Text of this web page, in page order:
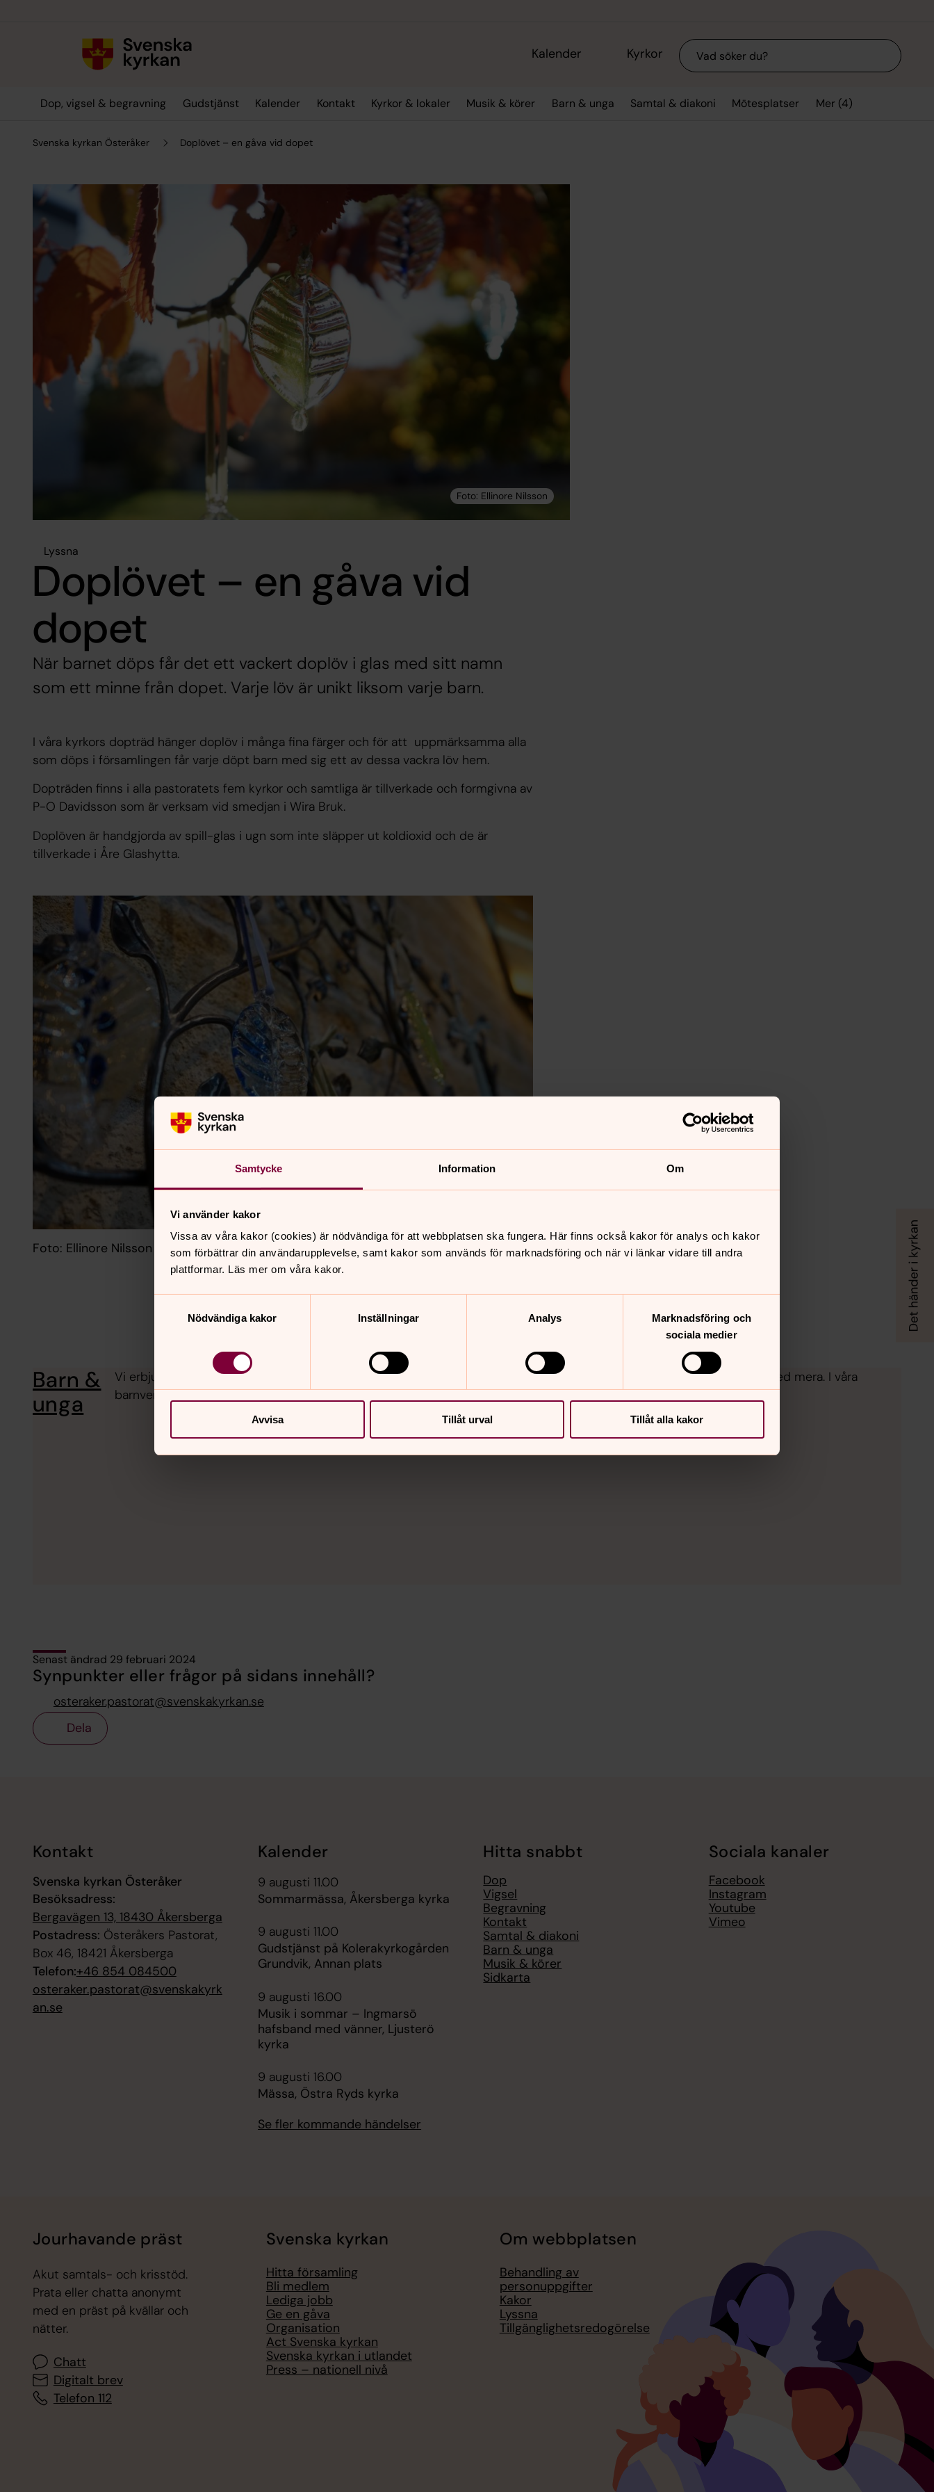
Samtycke Information Om
Vi använder kakor
Vissa av våra kakor (cookies) är nödvändiga för att webbplatsen ska fungera. Här finns också kakor för analys och kakor
som förbättrar din användarupplevelse, samt kakor som används för marknadsföring och när vi länkar vidare till andra
plattformar. Läs mer om våra kakor.
Nödvändiga kakor
Inställningar Analys
Marknadsföring och
sociala medier
Avvisa Tillåt urval Tillåt alla kakor
Kalender Kyrkor Sök
Dop, vigsel & begravning Gudstjänst Kalender Kontakt Kyrkor & lokaler Musik & körer Barn & unga Samtal & diakoni Mötesplatser Mer (4)
Svenska kyrkan Österåker Doplövet – en gåva vid dopet
Lyssna
Doplövet – en gåva vid
dopet
När barnet döps får det ett vackert doplöv i glas med sitt namn
som ett minne från dopet. Varje löv är unikt liksom varje barn.
I våra kyrkors dopträd hänger doplöv i många fina färger och för att uppmärksamma alla
som döps i församlingen får varje döpt barn med sig ett av dessa vackra löv hem.
Dopträden finns i alla pastoratets fem kyrkor och samtliga är tillverkade och formgivna av
P-O Davidsson som är verksam vid smedjan i Wira Bruk.
Doplöven är handgjorda av spill-glas i ugn som inte släpper ut koldioxid och de är
tillverkade i Åre Glashytta.
Foto: Ellinore Nilsson
Barn &
unga
Vi erbjuder en bred barnverksamhet med allt från öppen förskola, babycafé, dramagrupp, fredagmys, lovverksamhet med mera. I våra
barnverksamheter är både medlemmar och den som inte är medlem välkommen.
Senast ändrad 29 februari 2024
Synpunkter eller frågor på sidans innehåll?
osteraker.pastorat@svenskakyrkan.se
Dela
Kontakt
Svenska kyrkan Österåker
Besöksadress:
Bergavägen 13, 18430 Åkersberga
Postadress: Österåkers Pastorat,
Box 46, 18421 Åkersberga
Telefon:+46 854 084500
osteraker.pastorat@svenskakyrk
an.se
Kalender
9 augusti 11.00
Sommarmässa, Åkersberga kyrka
9 augusti 11.00
Gudstjänst på Kolerakyrkogården
Grundvik, Annan plats
9 augusti 16.00
Musik i sommar – Ingmarsö
hafsband med vänner, Ljusterö
kyrka
9 augusti 16.00
Mässa, Östra Ryds kyrka
Se fler kommande händelser
Hitta snabbt
Dop
Vigsel
Begravning
Kontakt
Samtal & diakoni
Barn & unga
Musik & körer
Sidkarta
Sociala kanaler
Facebook
Instagram
Youtube
Vimeo
Jourhavande präst
Akut samtals- och krisstöd.
Prata eller chatta anonymt
med en präst på kvällar och
nätter.
Chatt
Digitalt brev
Telefon 112
Svenska kyrkan
Hitta församling
Bli medlem
Lediga jobb
Ge en gåva
Organisation
Act Svenska kyrkan
Svenska kyrkan i utlandet
Press – nationell nivå
Om webbplatsen
Behandling av
personuppgifter
Kakor
Lyssna
Tillgänglighetsredogörelse